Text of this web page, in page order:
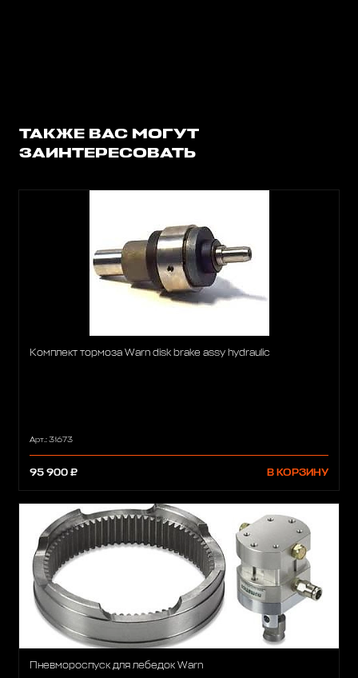
ТАКЖЕ ВАС МОГУТ
ЗАИНТЕРЕСОВАТЬ
Комплект тормоза Warn disk brake assy hydraulic
Арт.: 31673
95 900 ₽ В КОРЗИНУ
Пневмороспуск для лебедок Warn